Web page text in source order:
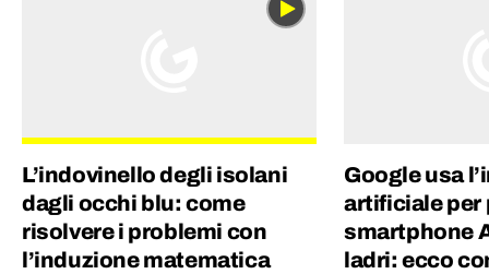
L’indovinello degli isolani
dagli occhi blu: come
risolvere i problemi con
l’induzione matematica
Google usa
artificiale per
smartphone
ladri: ecco